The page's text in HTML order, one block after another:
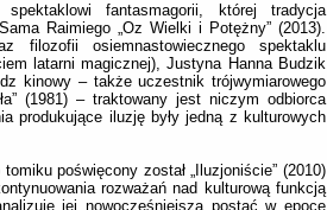
fantasmagorii, której tradycja
Raimiego „Oz Wielki i Potężny” (2013).
filozofii osiemnastowiecznego spektaklu
latarni magicznej), Justyna Hanna Budzik
kinowy – także uczestnik trójwymiarowego
(1981) – traktowany jest niczym odbiorca
produkujące iluzję były jedną z kulturowych
poświęcony został „Iluzjoniście” (2010)
rozważań nad kulturową funkcją
jej nowocześniejszą postać w epoce